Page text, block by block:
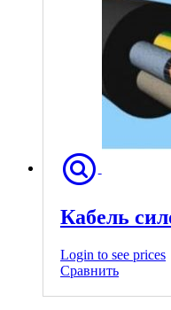
Кабель
Login to see prices
Сравнить